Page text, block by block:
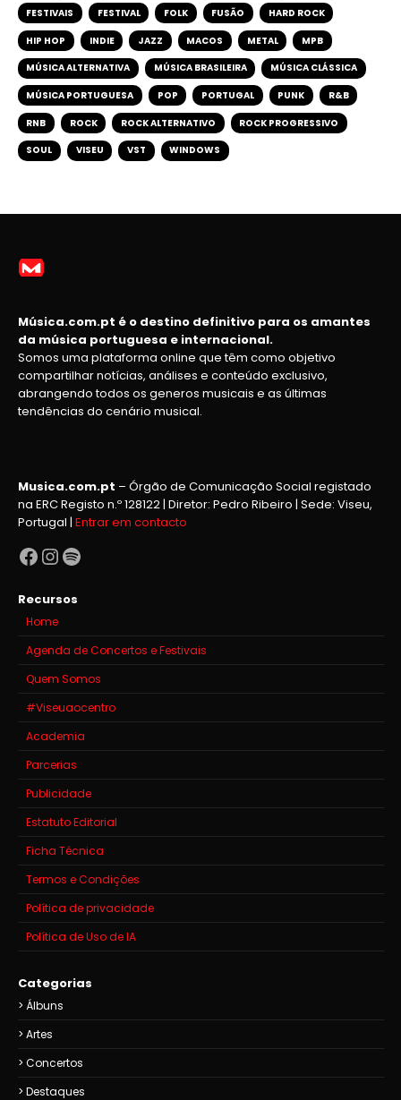
FESTIVAIS FESTIVAL FOLK FUSÃO HARD ROCK
HIP HOP INDIE JAZZ MACOS METAL MPB
MÚSICA ALTERNATIVA MÚSICA BRASILEIRA MÚSICA CLÁSSICA
MÚSICA PORTUGUESA POP PORTUGAL PUNK R&B
RNB ROCK ROCK ALTERNATIVO ROCK PROGRESSIVO
SOUL VISEU VST WINDOWS
Música.com.pt é o destino definitivo para os amantes
da música portuguesa e internacional.
Somos uma plataforma online que têm como objetivo
compartilhar notícias, análises e conteúdo exclusivo,
abrangendo todos os generos musicais e as últimas
tendências do cenário musical.
Musica.com.pt – Órgão de Comunicação Social registado
na ERC Registo n.º 128122 | Diretor: Pedro Ribeiro | Sede: Viseu,
Portugal | Entrar em contacto
Facebook
Instagram
Spotify
Recursos
Home
Agenda de Concertos e Festivais
Quem Somos
#Viseuaocentro
Academia
Parcerias
Publicidade
Estatuto Editorial
Ficha Técnica
Termos e Condições
Política de privacidade
Política de Uso de IA
Categorias
Álbuns
Artes
Concertos
Destaques